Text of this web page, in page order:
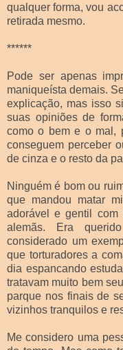
qualquer forma, vou
retirada mesmo.
******
Pode ser apenas
maniqueísta demais.
explicação, mas isso
suas opiniões de
como o bem e o mal,
conseguem perceber
de cinza e o resto da
Ninguém é bom ou
que mandou matar
adorável e gentil com
alemãs. Era
considerado um
que torturadores a
dia espancando
tratavam muito bem
parque nos finais de
vizinhos tranquilos e
Me considero uma